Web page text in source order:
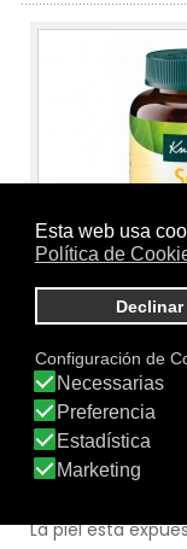
Tamaño:60
Marca:Kneipp®
Línea:Kneipp®
KNEIPP® SOL
La piel está